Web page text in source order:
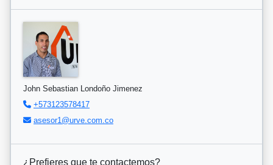
John Sebastian Londoño Jimenez
+573123578417
asesor1@urve.com.co
¿Prefieres que te contactemos?